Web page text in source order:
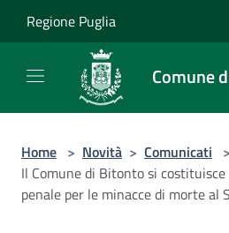
Regione Puglia
Comune
Home > Novità > Comunicati >
Il Comune di Bitonto si
penale per le minacce di morte al